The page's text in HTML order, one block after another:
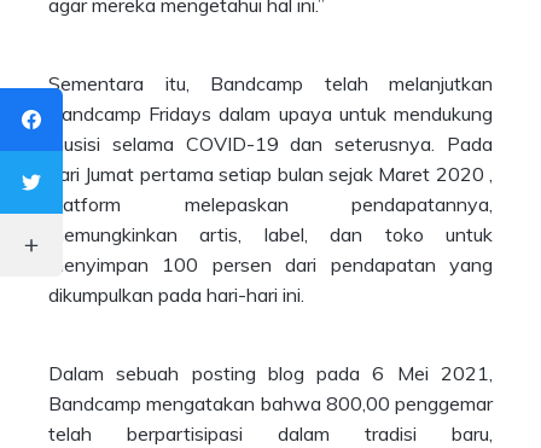
agar mereka mengetahui hal ini.”
Sementara itu, Bandcamp telah melanjutkan
Bandcamp Fridays dalam upaya untuk mendukung
musisi selama COVID-19 dan seterusnya. Pada
hari Jumat pertama setiap bulan sejak Maret 2020 ,
platform melepaskan pendapatannya,
memungkinkan artis, label, dan toko untuk
menyimpan 100 persen dari pendapatan yang
dikumpulkan pada hari-hari ini.
Dalam sebuah posting blog pada 6 Mei 2021,
Bandcamp mengatakan bahwa 800,00 penggemar
telah berpartisipasi dalam tradisi baru,